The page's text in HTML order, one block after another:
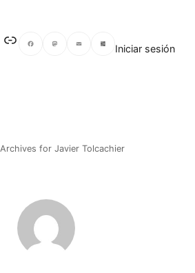
Enlace
Iniciar sesión
Archives for Javier Tolcachier